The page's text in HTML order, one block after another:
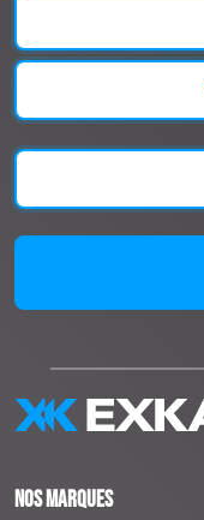
Prénom
Nos marques